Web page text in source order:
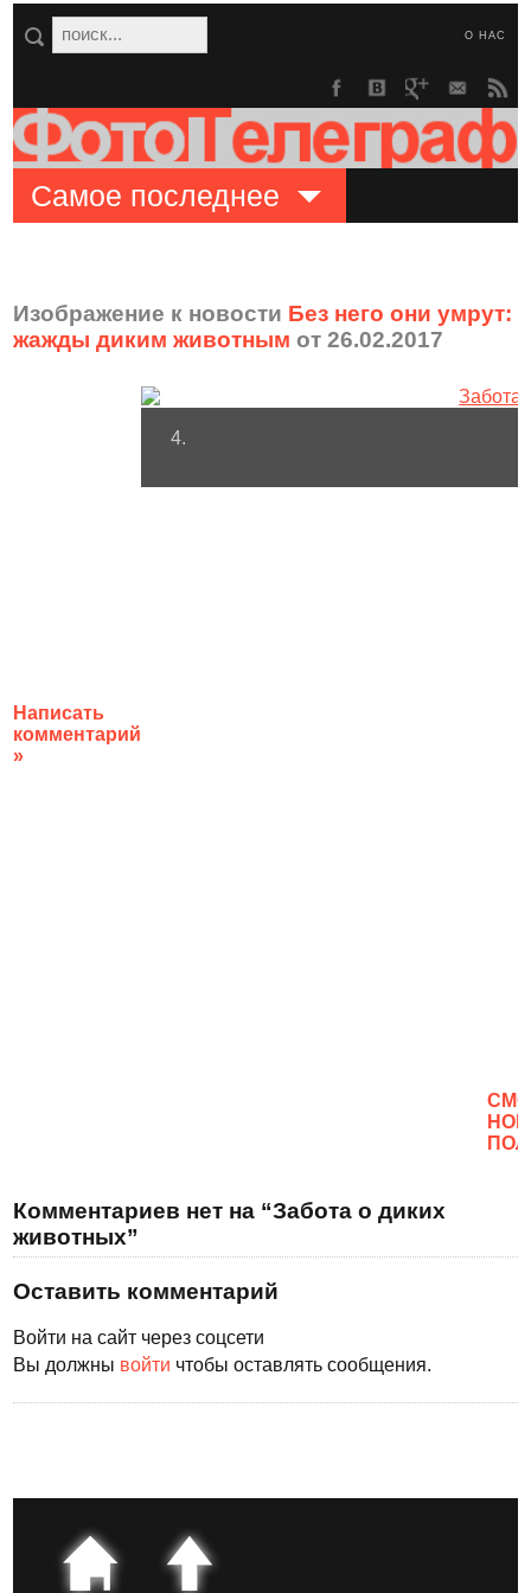
О НАС
Самое последнее
Изображение к новости Без него они
жажды диким животным от 26.02.2017
Написать
комментарий
»
4.
Комментариев нет на “Забота о диких
животных”
Оставить комментарий
Войти на сайт через соцсети
Вы должны войти чтобы оставлять сообщения.